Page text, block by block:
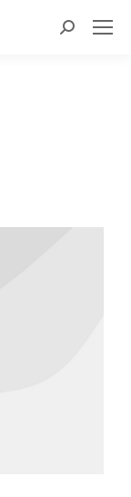
Recherche